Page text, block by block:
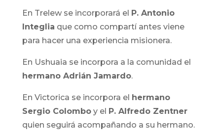
En Trelew se incorporará el P. Antonio
Integlia que como compartí antes viene
para hacer una experiencia misionera.
En Ushuaia se incorpora a la comunidad el
hermano Adrián Jamardo.
En Victorica se incorpora el hermano
Sergio Colomboy el P. Alfredo Zentner
quien seguirá acompañando a su hermano.